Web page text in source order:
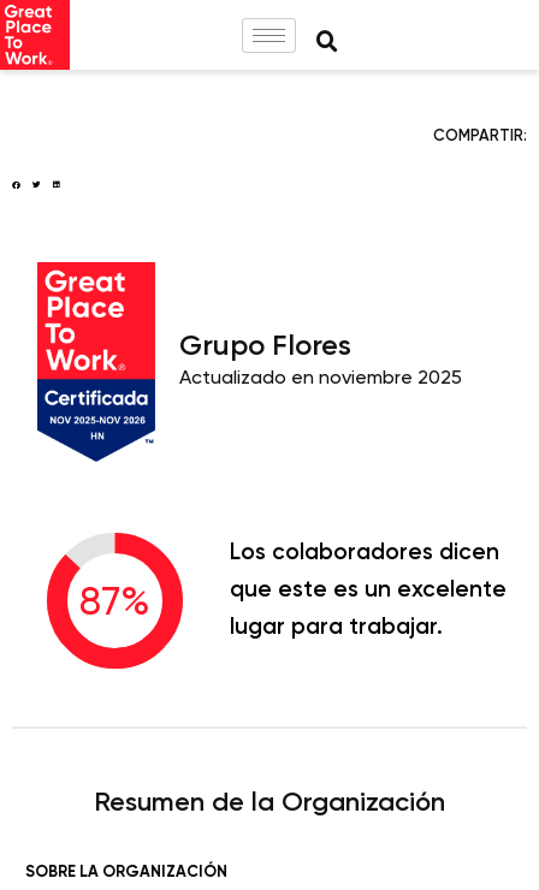
COMPARTIR:
Grupo Flores
Actualizado en noviembre 2025
87%
Los colaboradores dicen
que este es un excelente
lugar para trabajar.
Resumen de la Organización
SOBRE LA ORGANIZACIÓN